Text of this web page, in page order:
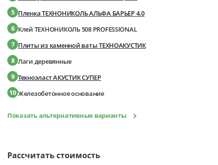
5 Пленка ТЕХНОНИКОЛЬ АЛЬФА БАРЬЕР 4.0
6 Клей ТЕХНОНИКОЛЬ 508 PROFESSIONAL
7 Плиты из каменной ваты ТЕХНОАКУСТИК
8 Лаги деревянные
9 Техноэласт АКУСТИК СУПЕР
10 Железобетонное основание
Показать альтернативные варианты
Рассчитать стоимость